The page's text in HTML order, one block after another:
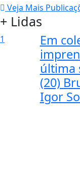
Veja Mais
+ Lidas
1
Em
última
(20)
Igor